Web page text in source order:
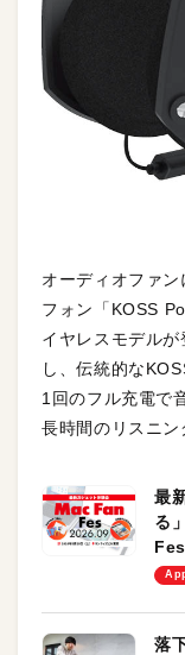
オーディオファ
フォン「KOSS
イヤレスモデル
し、伝統的な
1回のフル充電で
長時間のリスニン
最
る
し
落